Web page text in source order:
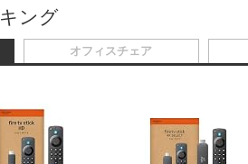
ング
オフィスチェア